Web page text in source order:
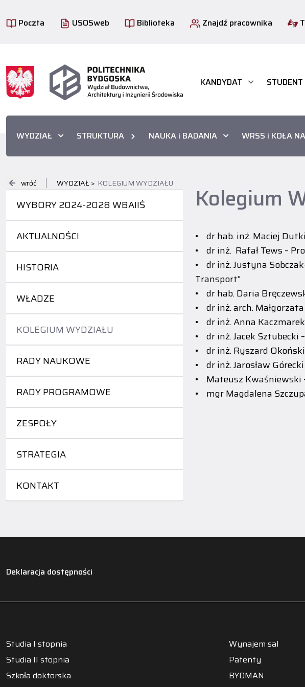
Poczta USOSweb Biblioteka Znajdź pracownika
KANDYDAT STUDENT
WYDZIAŁ STRUKTURA NAUKA i BADANIA WRSS i KOŁA
wróć WYDZIAŁ > KOLEGIUM WYDZIAŁU
WYBORY 2024-2028 WBAIIŚ
AKTUALNOŚCI
HISTORIA
WŁADZE
KOLEGIUM WYDZIAŁU
RADY NAUKOWE
RADY PROGRAMOWE
ZESPOŁY
STRATEGIA
KONTAKT
Kolegium
• dr hab. inż. Maciej
• dr inż. Rafał Tews –
• dr inż. Justyna
Transport”
• dr hab. Daria
• dr inż. arch.
• dr inż. Anna
• dr inż. Jacek Sztubecki
• dr inż. Ryszard
• dr inż. Jarosław Górecki
• Mateusz Kwaśniewski
• mgr Magdalena
Deklaracja dostępności
Studia I stopnia
Studia II stopnia
Szkoła doktorska
Wynajem sal
Patenty
BYDMAN